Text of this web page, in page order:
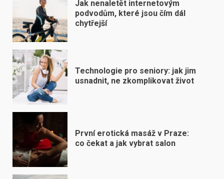
Jak nenaletět internetovým
podvodům, které jsou čím dál
chytřejší
Technologie pro seniory: jak jim
usnadnit, ne zkomplikovat život
První erotická masáž v Praze:
co čekat a jak vybrat salon